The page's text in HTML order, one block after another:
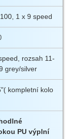
1 x 9 speed
rozsah 11-
grey/silver
kompletní kolo
PU výplní